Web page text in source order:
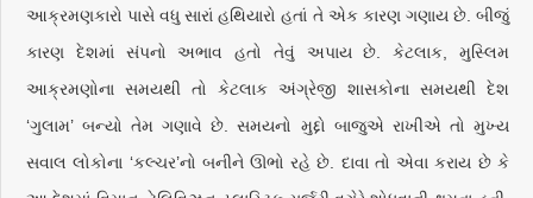
આક્રમણકારો પાસે વધુ સારાં હથિયારો હતાં તે એક કારણ ગણાય છે. બીજું
કારણ દેશમાં સંપનો અભાવ હતો તેવું અપાય છે. કેટલાક, મુસ્લિમ
આક્રમણોના સમયથી તો કેટલાક અંગ્રેજી શાસકોના સમયથી દેશ
‘ગુલામ’ બન્યો તેમ ગણાવે છે. સમયનો મુદ્દો બાજુએ રાખીએ તો મુખ્ય
સવાલ લોકોના ‘કલ્ચર’નો બનીને ઊભો રહે છે. દાવા તો એવા કરાય છે કે